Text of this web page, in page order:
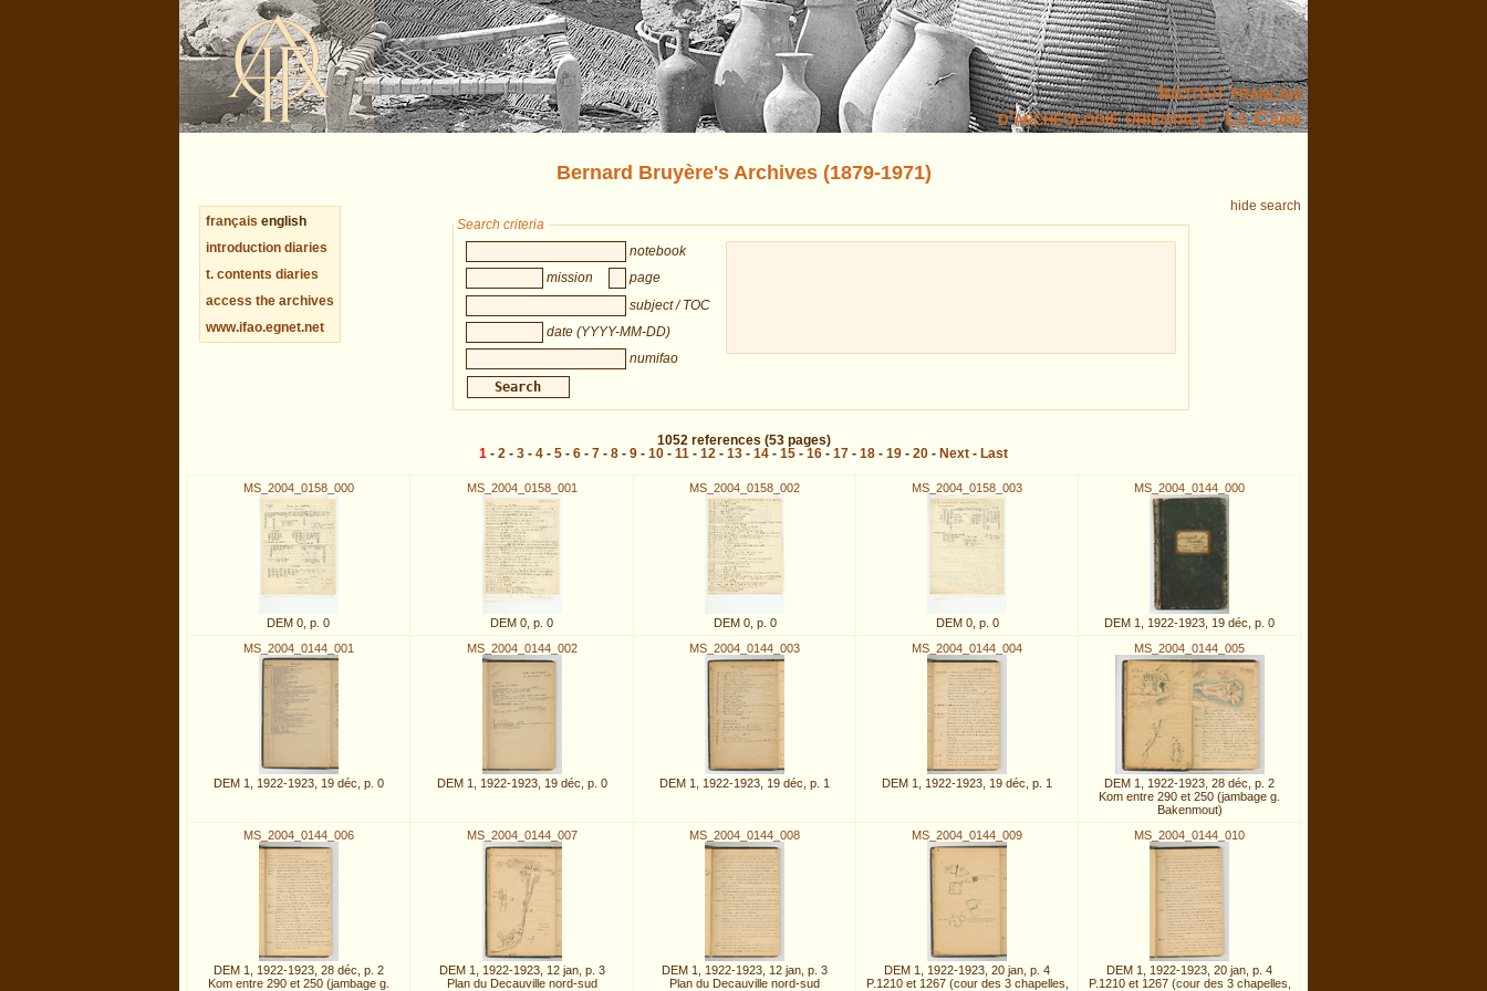
Institut français
d’archéologie orientale - Le Caire
Bernard Bruyère's Archives (1879-1971)
français english
introduction diaries
t. contents diaries
access the archives
www.ifao.egnet.net
hide search
Search criteria
notebook
mission
page
subject / TOC
date (YYYY-MM-DD)
numifao
1052 references (53 pages)
1 - 2 - 3 - 4 - 5 - 6 - 7 - 8 - 9 - 10 - 11 - 12 - 13 - 14 - 15 - 16 - 17 - 18 - 19 - 20 - Next - Last
MS_2004_0158_000
DEM 0, p. 0
MS_2004_0158_001
DEM 0, p. 0
MS_2004_0158_002
DEM 0, p. 0
MS_2004_0158_003
DEM 0, p. 0
MS_2004_0144_000
DEM 1, 1922-1923, 19 déc, p. 0
MS_2004_0144_001
DEM 1, 1922-1923, 19 déc, p. 0
MS_2004_0144_002
DEM 1, 1922-1923, 19 déc, p. 0
MS_2004_0144_003
DEM 1, 1922-1923, 19 déc, p. 1
MS_2004_0144_004
DEM 1, 1922-1923, 19 déc, p. 1
MS_2004_0144_005
DEM 1, 1922-1923, 28 déc, p. 2
Kom entre 290 et 250 (jambage g.
Bakenmout)
MS_2004_0144_006
DEM 1, 1922-1923, 28 déc, p. 2
Kom entre 290 et 250 (jambage g.
MS_2004_0144_007
DEM 1, 1922-1923, 12 jan, p. 3
Plan du Decauville nord-sud
MS_2004_0144_008
DEM 1, 1922-1923, 12 jan, p. 3
Plan du Decauville nord-sud
MS_2004_0144_009
DEM 1, 1922-1923, 20 jan, p. 4
P.1210 et 1267 (cour des 3 chapelles,
MS_2004_0144_010
DEM 1, 1922-1923, 20 jan, p. 4
P.1210 et 1267 (cour des 3 chapelles,